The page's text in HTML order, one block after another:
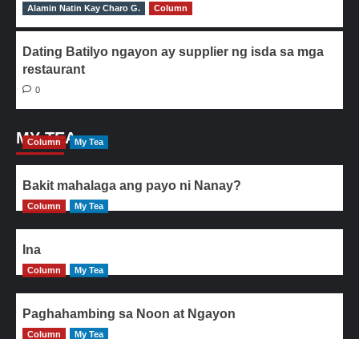
0
Alamin Natin Kay Charo G. Column
Dating Batilyo ngayon ay supplier ng isda sa mga
restaurant
0
MY TEA
Column My Tea
Bakit mahalaga ang payo ni Nanay?
Column My Tea
Ina
Column My Tea
Paghahambing sa Noon at Ngayon
Column My Tea